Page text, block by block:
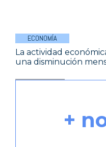
ECONOMÍA
La actividad
una disminución
+